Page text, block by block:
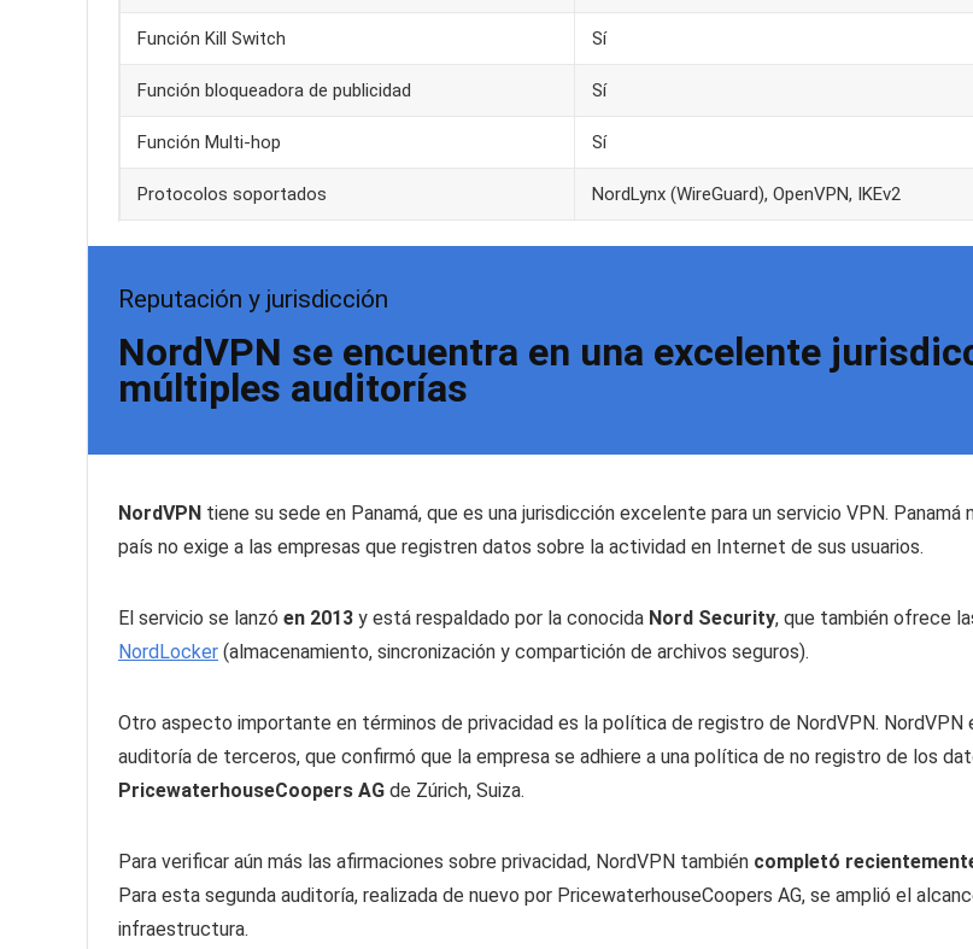
Función Kill Switch Sí
Función bloqueadora de publicidad Sí
Función Multi-hop Sí
Protocolos soportados NordLynx (WireGuard), OpenVPN, IKEv2
Reputación y jurisdicción
NordVPN se encuentra en una excelente
múltiples auditorías
NordVPN tiene su sede en Panamá, que es una jurisdicción excelente para un servicio VPN.
país no exige a las empresas que registren datos sobre la actividad en Internet de sus usuarios.
El servicio se lanzó en 2013 y está respaldado por la conocida Nord Security, que también ofrece
NordLocker (almacenamiento, sincronización y compartición de archivos seguros).
Otro aspecto importante en términos de privacidad es la política de registro de NordVPN. NordVPN
auditoría de terceros, que confirmó que la empresa se adhiere a una política de no registro de los
PricewaterhouseCoopers AG de Zúrich, Suiza.
Para verificar aún más las afirmaciones sobre privacidad, NordVPN también completó
Para esta segunda auditoría, realizada de nuevo por PricewaterhouseCoopers AG, se amplió el
infraestructura.